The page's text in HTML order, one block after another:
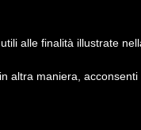
alle finalità illustrate
altra maniera, acconsenti